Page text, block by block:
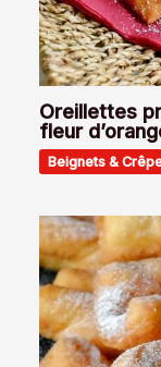
Oreillettes
fleur
Beignets &